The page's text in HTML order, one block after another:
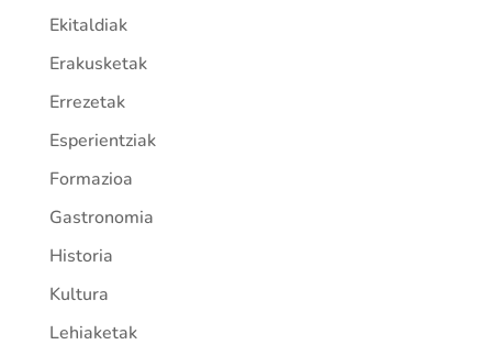
Ekitaldiak
Erakusketak
Errezetak
Esperientziak
Formazioa
Gastronomia
Historia
Kultura
Lehiaketak